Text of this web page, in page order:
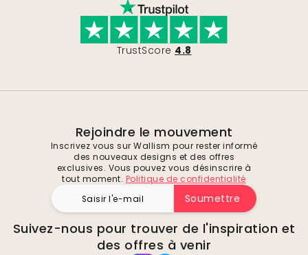
TrustScore 4.8
Rejoindre le mouvement
Inscrivez vous sur Wallism pour rester informé
des nouveaux designs et des offres
exclusives. Vous pouvez vous désinscrire à
tout moment. Politique de confidentialité
Soumettre
Suivez-nous pour trouver de l'inspiration et
des offres à venir